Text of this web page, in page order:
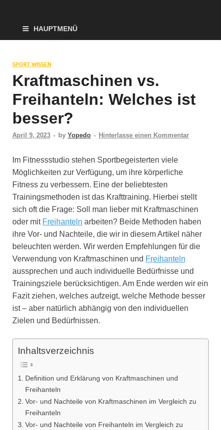
HAUPTMENÜ
SPORT WISSEN
Kraftmaschinen vs.
Freihanteln: Welches ist
besser?
April 9, 2023 - by Yopedo - Hinterlasse einen Kommentar
Im Fitnessstudio stehen Sportbegeisterten viele
Möglichkeiten zur Verfügung, um ihre körperliche
Fitness zu verbessern. Eine der beliebtesten
Trainingsmethoden ist das Krafttraining. Hierbei stellt
sich oft die Frage: Soll man lieber mit Kraftmaschinen
oder mit Freihanteln arbeiten? Beide Methoden haben
ihre Vor- und Nachteile, die wir in diesem Artikel näher
beleuchten werden. Wir werden Empfehlungen für die
Verwendung von Kraftmaschinen und Freihanteln
aussprechen und auch individuelle Bedürfnisse und
Trainingsziele berücksichtigen. Am Ende werden wir ein
Fazit ziehen, welches aufzeigt, welche Methode besser
ist – aber natürlich abhängig von den individuellen
Zielen und Bedürfnissen.
Inhaltsverzeichnis
Definition und Erklärung von Kraftmaschinen und
Freihanteln
Vor- und Nachteile von Kraftmaschinen im Vergleich zu
Freihanteln
Vor- und Nachteile von Freihanteln im Vergleich zu